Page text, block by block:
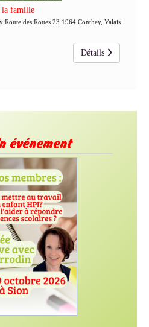
la famille
Route des Rottes 23 1964 Conthey, Valais
Détails
événement